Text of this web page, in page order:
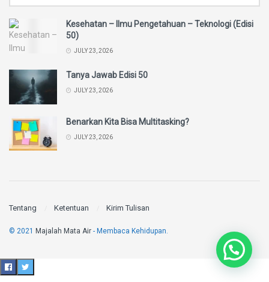
Kesehatan – Ilmu Pengetahuan – Teknologi (Edisi
50)
JULY 23, 2026
Tanya Jawab Edisi 50
JULY 23, 2026
Benarkan Kita Bisa Multitasking?
JULY 23, 2026
Tentang Ketentuan Kirim Tulisan
© 2021 Majalah Mata Air - Membaca Kehidupan.